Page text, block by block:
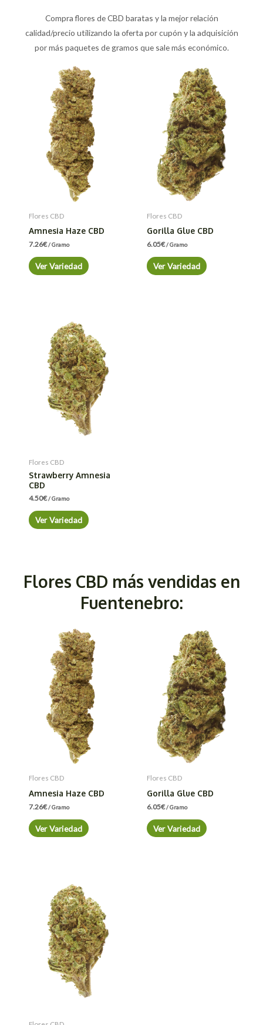
Compra flores de CBD baratas y la mejor relación
calidad/precio utilizando la oferta por cupón y la adquisición
por más paquetes de gramos que sale más económico.
Flores CBD
Amnesia Haze CBD
7.26€/ Gramo
Ver Variedad
Flores CBD
Gorilla Glue CBD
6.05€/ Gramo
Ver Variedad
Flores CBD
Strawberry Amnesia
CBD
4.50€/ Gramo
Ver Variedad
Flores CBD más vendidas en
Fuentenebro:
Flores CBD
Amnesia Haze CBD
7.26€/ Gramo
Ver Variedad
Flores CBD
Gorilla Glue CBD
6.05€/ Gramo
Ver Variedad